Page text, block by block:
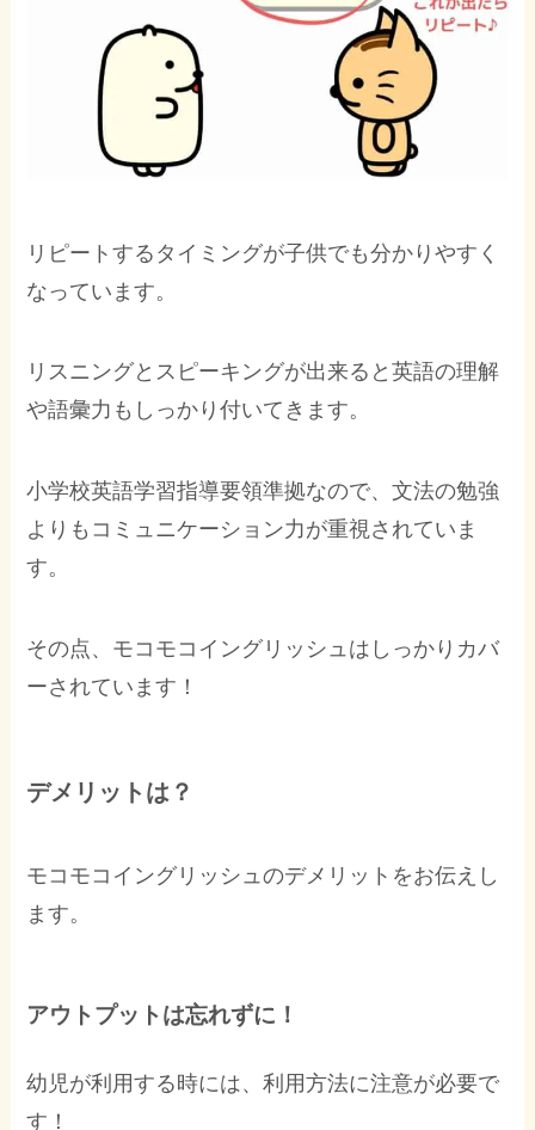
リピートするタイミングが子供でも分かりやすく
なっています。
リスニングとスピーキングが出来ると英語の理解
や語彙力もしっかり付いてきます。
小学校英語学習指導要領準拠なので、文法の勉強
よりもコミュニケーション力が重視されていま
す。
その点、モコモコイングリッシュはしっかりカバ
ーされています！
デメリットは？
モコモコイングリッシュのデメリットをお伝えし
ます。
アウトプットは忘れずに！
幼児が利用する時には、利用方法に注意が必要で
す！